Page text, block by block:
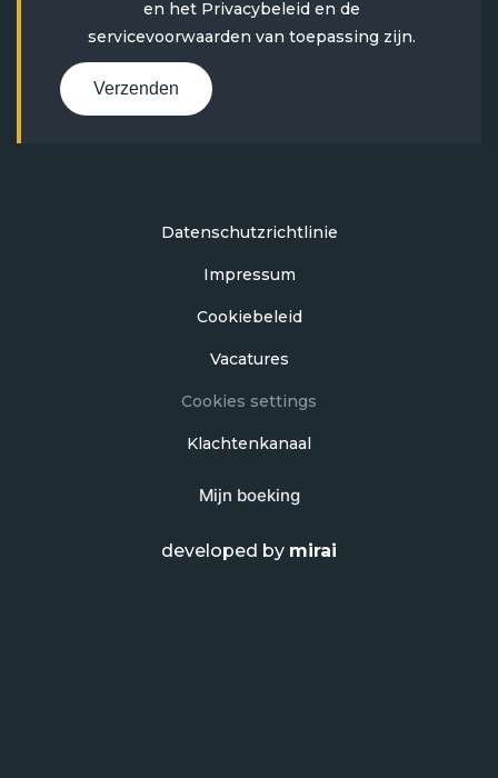
en het Privacybeleiden de
servicevoorwaarden van toepassing zijn.
Verzenden
Datenschutzrichtlinie
Impressum
Cookiebeleid
Vacatures
Cookies settings
Klachtenkanaal
Mijn boeking
developed by mirai